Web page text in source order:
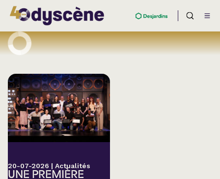
20-07-2026 | Actualités
UNE PREMIÈRE